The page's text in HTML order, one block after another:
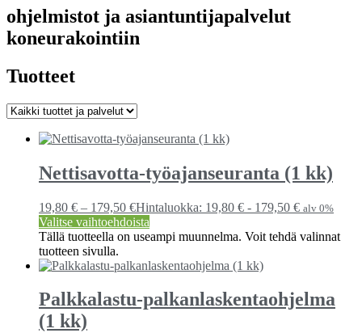
ohjelmistot ja asiantuntijapalvelut
koneurakointiin
Tuotteet
Nettisavotta-työajanseuranta (1 kk)
19,80 € – 179,50 €Hintaluokka: 19,80 € - 179,50 € alv 0%
Valitse vaihtoehdoista
Tällä tuotteella on useampi muunnelma. Voit tehdä valinnat
tuotteen sivulla.
Palkkalastu-palkanlaskenta­ohjelma
(1 kk)